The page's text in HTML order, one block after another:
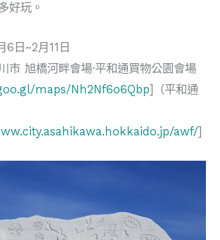
好玩。
6日~2月11日
市 旭橋河畔會場·平和通買物公園會場
maps/Nh2Nf6o6Qbp]（平和通
awf/]